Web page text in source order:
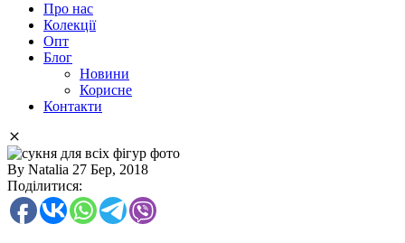
Про нас
Колекції
Опт
Блог
Новини
Корисне
Контакти
By Natalia 27 Бер, 2018
Поділитися: